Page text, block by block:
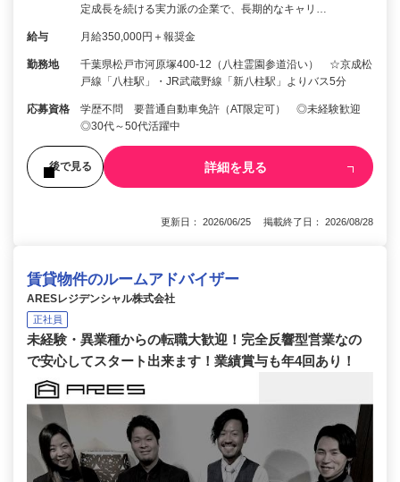
定成長を続ける実力派の企業で、長期的なキャリ…
給与 月給350,000円＋報奨金
勤務地
千葉県松戸市河原塚400-12（八柱霊園参道沿い） ☆京成松
戸線「八柱駅」・JR武蔵野線「新八柱駅」よりバス5分
応募資格
学歴不問 要普通自動車免許（AT限定可） ◎未経験歓迎
◎30代～50代活躍中
後で見る 詳細を見る
更新日： 2026/06/25 掲載終了日： 2026/08/28
賃貸物件のルームアドバイザー
ARESレジデンシャル株式会社
正社員
未経験・異業種からの転職大歓迎！完全反響型営業なの
で安心してスタート出来ます！業績賞与も年4回あり！